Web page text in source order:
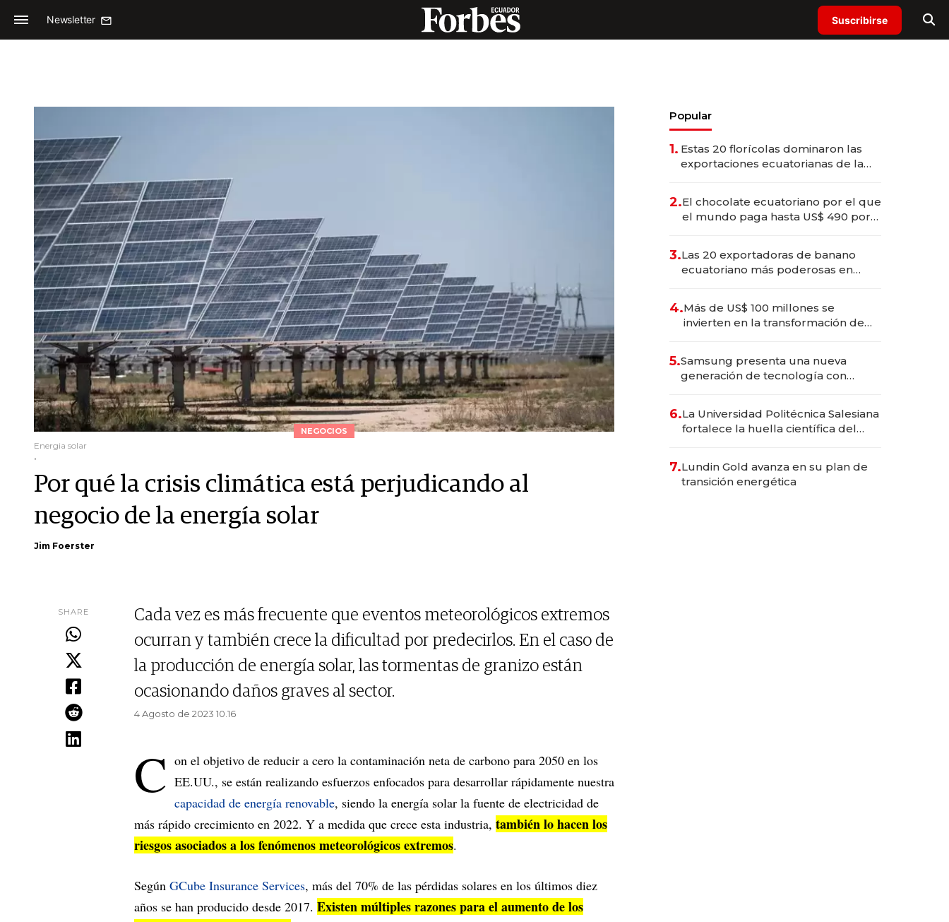
Newsletter Suscribirse
NEGOCIOS
Energia solar
.
Por qué la crisis climática está perjudicando al
negocio de la energía solar
Jim Foerster
SHARE
Cada vez es más frecuente que eventos meteorológicos extremos
ocurran y también crece la dificultad por predecirlos. En el caso de
la producción de energía solar, las tormentas de granizo están
ocasionando daños graves al sector.
4 Agosto de 2023 10.16
C on el objetivo de reducir a cero la contaminación neta de carbono para 2050 en los
EE.UU., se están realizando esfuerzos enfocados para desarrollar rápidamente nuestra
capacidad de energía renovable, siendo la energía solar la fuente de electricidad de
más rápido crecimiento en 2022. Y a medida que crece esta industria, también lo hacen los
riesgos asociados a los fenómenos meteorológicos extremos.
Según GCube Insurance Services, más del 70% de las pérdidas solares en los últimos diez
años se han producido desde 2017. Existen múltiples razones para el aumento de los
Popular
1. Estas 20 florícolas dominaron las
exportaciones ecuatorianas de la
2.El chocolate ecuatoriano por el que
el mundo paga hasta US$ 490 por
3.Las 20 exportadoras de banano
ecuatoriano más poderosas en
4.Más de US$ 100 millones se
invierten en la transformación de
5.Samsung presenta una nueva
generación de tecnología con
6.La Universidad Politécnica Salesiana
fortalece la huella científica del
7.Lundin Gold avanza en su plan de
transición energética